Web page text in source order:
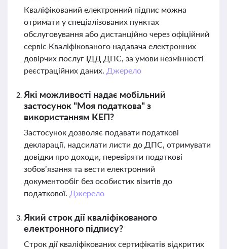
Кваліфікований електронний підпис можна
отримати у спеціалізованих пунктах
обслуговування або дистанційно через офіційний
сервіс Кваліфікованого надавача електронних
довірчих послуг ІДД ДПС, за умови незмінності
реєстраційних даних. Джерело
Які можливості надає мобільний
застосунок "Моя податкова" з
використанням КЕП?
Застосунок дозволяє подавати податкові
декларації, надсилати листи до ДПС, отримувати
довідки про доходи, перевіряти податкові
зобов’язання та вести електронний
документообіг без особистих візитів до
податкової. Джерело
Який строк дії кваліфікованого
електронного підпису?
Строк дії кваліфікованих сертифікатів відкритих